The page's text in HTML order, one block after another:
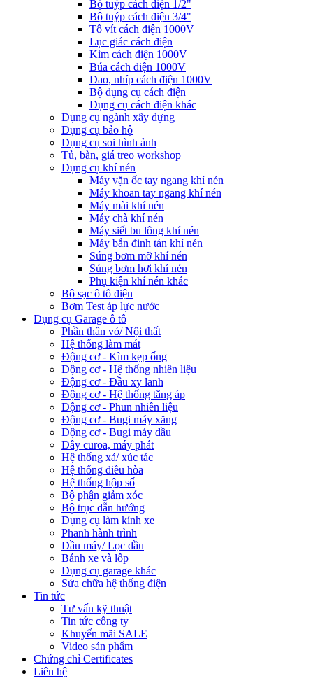
Bộ tuýp cách điện 1/2"
Bộ tuýp cách điện 3/4"
Tô vít cách điện 1000V
Lục giác cách điện
Kìm cách điện 1000V
Búa cách điện 1000V
Dao, nhíp cách điện 1000V
Bộ dụng cụ cách điện
Dụng cụ cách điện khác
Dụng cụ ngành xây dựng
Dụng cụ bảo hộ
Dụng cụ soi hình ảnh
Tủ, bàn, giá treo workshop
Dụng cụ khí nén
Máy vặn ốc tay ngang khí nén
Máy khoan tay ngang khí nén
Máy mài khí nén
Máy chà khí nén
Máy siết bu lông khí nén
Máy bắn đinh tán khí nén
Súng bơm mỡ khí nén
Súng bơm hơi khí nén
Phụ kiện khí nén khác
Bộ sạc ô tô điện
Bơm Test áp lực nước
Dụng cụ Garage ô tô
Phần thân vỏ/ Nội thất
Hệ thống làm mát
Động cơ - Kìm kẹp ống
Động cơ - Hệ thống nhiên liệu
Động cơ - Đầu xy lanh
Động cơ - Hệ thống tăng áp
Động cơ - Phun nhiên liệu
Động cơ - Bugi máy xăng
Động cơ - Bugi máy dầu
Dây curoa, máy phát
Hệ thống xả/ xúc tác
Hệ thống điều hòa
Hệ thống hộp số
Bộ phận giảm xóc
Bộ trục dẫn hướng
Dụng cụ làm kính xe
Phanh hành trình
Dầu máy/ Lọc dầu
Bánh xe và lốp
Dụng cụ garage khác
Sửa chữa hệ thống điện
Tin tức
Tư vấn kỹ thuật
Tin tức công ty
Khuyến mãi SALE
Video sản phẩm
Chứng chỉ Certificates
Liên hệ